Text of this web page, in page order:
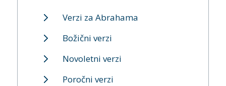
Verzi za Abrahama
Božični verzi
Novoletni verzi
Poročni verzi